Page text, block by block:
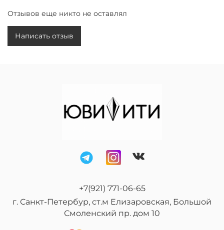
Совместимость по знаку зодиака:
Цена по запросу!
Отзывов еще никто не оставлял
Написать отзыв
+7(921) 771-06-65
г. Санкт-Петербур, ст.м Елизаровская, Большой
Смоленский пр. дом 10